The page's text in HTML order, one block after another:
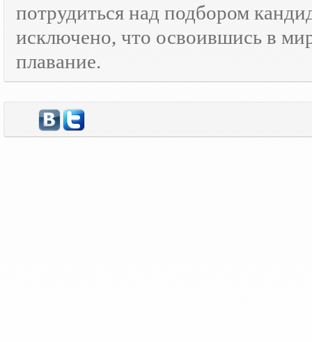
потрудиться над подбором
исключено, что освоившись в
плавание.